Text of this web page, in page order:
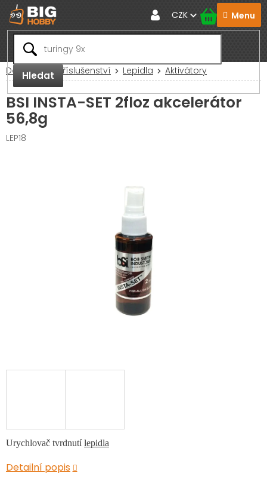
Přejít
na
obsah
Hledat
CZK
Domů RC Příslušenství Lepidla Aktivátory
BSI INSTA-SET 2floz akcelerátor
56,8g
LEP18
Urychlovač tvrdnutílepidla
Detailní popis